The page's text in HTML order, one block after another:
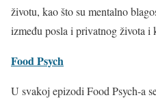
životu, kao što su mentalno
između posla i privatnog života i
Food Psych
U svakoj epizodi Food Psych-a